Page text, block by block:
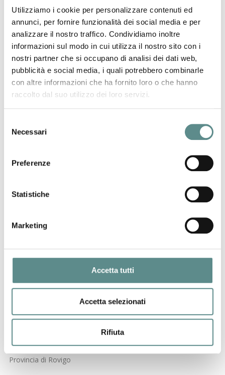
Utilizziamo i cookie per personalizzare contenuti ed
annunci, per fornire funzionalità dei social media e per
analizzare il nostro traffico. Condividiamo inoltre
informazioni sul modo in cui utilizza il nostro sito con i
nostri partner che si occupano di analisi dei dati web,
pubblicità e social media, i quali potrebbero combinarle
con altre informazioni che ha fornito loro o che hanno
raccolto dal suo utilizzo dei loro servizi.
delNecessari
Preferenze
Statistiche
Marketing
Accetta tutti
Accetta selezionati
Rifiuta
2. Borgoforte
3. Borgofranco sul Po
4. Carbonara di Po
5. Castelbelforte
7. Curtatone
8. Felonica
9. Gonzaga
10. Magnacavallo
13. Ostiglia
14. Pegognaga
16. Poggio Rusco
17. Porto Mantovano
19. Quistello
22. Roncoferraro
23. Sabbioneta
28. Sermide
31. Suzzara
34. Virgilio
Provincia di Rovigo